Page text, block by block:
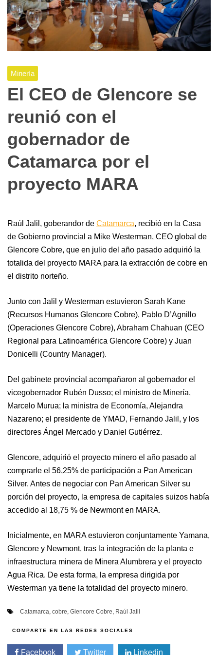
Minería
El CEO de Glencore se
reunió con el
gobernador de
Catamarca por el
proyecto MARA
Raúl Jalil, goberandor de Catamarca, recibió en la Casa
de Gobierno provincial a Mike Westerman, CEO global de
Glencore Cobre, que en julio del año pasado adquirió la
totalida del proyecto MARA para la extracción de cobre en
el distrito norteño.
Junto con Jalil y Westerman estuvieron Sarah Kane
(Recursos Humanos Glencore Cobre), Pablo D’Agnillo
(Operaciones Glencore Cobre), Abraham Chahuan (CEO
Regional para Latinoamérica Glencore Cobre) y Juan
Donicelli (Country Manager).
Del gabinete provincial acompañaron al gobernador el
vicegobernador Rubén Dusso; el ministro de Minería,
Marcelo Murua; la ministra de Economía, Alejandra
Nazareno; el presidente de YMAD, Fernando Jalil, y los
directores Ángel Mercado y Daniel Gutiérrez.
Glencore, adquirió el proyecto minero el año pasado al
comprarle el 56,25% de participación a Pan American
Silver. Antes de negociar con Pan American Silver su
porción del proyecto, la empresa de capitales suizos había
accedido al 18,75 % de Newmont en MARA.
Inicialmente, en MARA estuvieron conjuntamente Yamana,
Glencore y Newmont, tras la integración de la planta e
infraestructura minera de Minera Alumbrera y el proyecto
Agua Rica. De esta forma, la empresa dirigida por
Westerman ya tiene la totalidad del proyecto minero.
Catamarca, cobre, Glencore Cobre, Raúl Jalil
Facebook Twitter Linkedin